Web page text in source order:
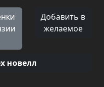
Добавить в
желаемое
новелл